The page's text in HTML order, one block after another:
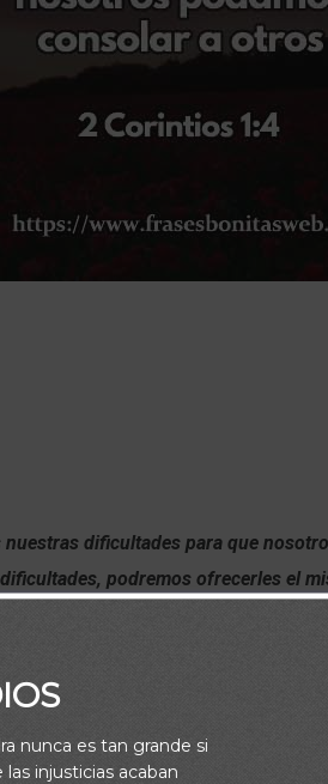
nuestras dificultades para que
podremos ofrecerles el
nunca es tan grande si
injusticias acaban